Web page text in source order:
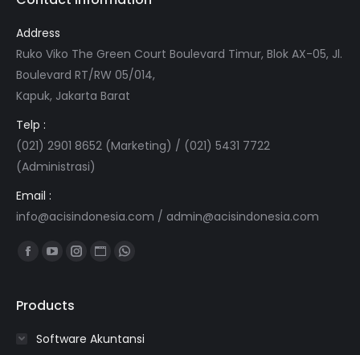
Address
Ruko Viko The Green Court Boulevard Timur, Blok AX-05, Jl.
Boulevard RT/RW 05/014,
Kapuk, Jakarta Barat
Telp :
(021) 2901 8652 (Marketing) / (021) 5431 7722
(Administrasi)
Email :
info@acisindonesia.com / admin@acisindonesia.com
Find us on:
Facebook
opens
new
YouTube
opens
new
Instagram
new
Website
new
Whatsapp
new
Products
Software Akuntansi